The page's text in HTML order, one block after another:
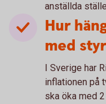
anställda
Hur
med
I Sverige har
inflationen på
ska öka med